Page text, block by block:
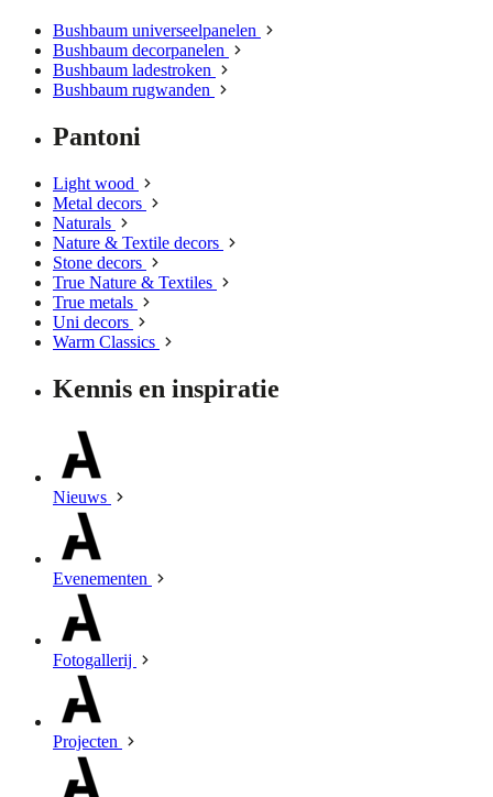
Bushbaum universeelpanelen
Bushbaum decorpanelen
Bushbaum ladestroken
Bushbaum rugwanden
Pantoni
Light wood
Metal decors
Naturals
Nature & Textile decors
Stone decors
True Nature & Textiles
True metals
Uni decors
Warm Classics
Kennis en inspiratie
Nieuws
Evenementen
Fotogallerij
Projecten